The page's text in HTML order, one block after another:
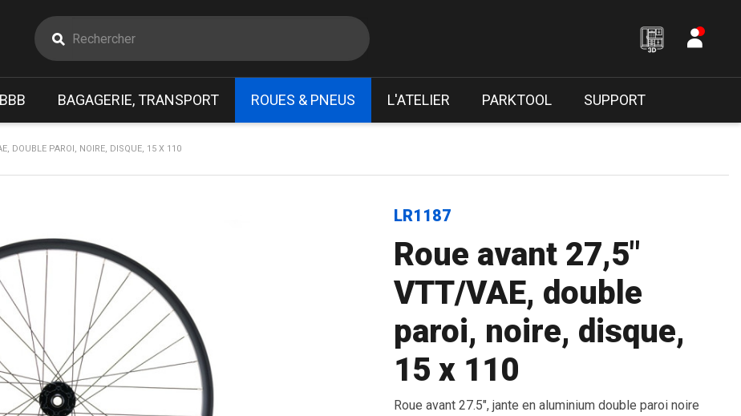
BBB BAGAGERIE, TRANSPORT ROUES & PNEUS L'ATELIER PARKTOOL SUPPORT
DOUBLE PAROI, NOIRE, DISQUE, 15 X 110
LR1187
Roue avant 27,5"
VTT/VAE, double
paroi, noire, disque,
15 x 110
Roue avant 27.5", jante en aluminium double paroi noire